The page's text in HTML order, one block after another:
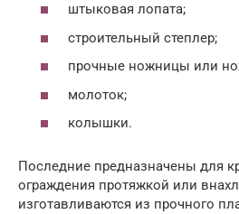
штыковая лопата;
строительный степлер;
прочные ножницы или
молоток;
колышки.
Последние предназначены для
ограждения протяжкой или
изготавливаются из прочного